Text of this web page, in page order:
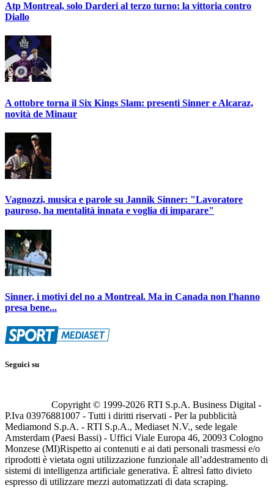
Atp Montreal, solo Darderi al terzo turno: la vittoria contro
Diallo
A ottobre torna il Six Kings Slam: presenti Sinner e Alcaraz,
novità de Minaur
Vagnozzi, musica e parole su Jannik Sinner: "Lavoratore
pauroso, ha mentalità innata e voglia di imparare"
Sinner, i motivi del no a Montreal. Ma in Canada non l'hanno
presa bene...
Seguici su
Copyright © 1999-2026 RTI S.p.A. Business Digital -
P.Iva 03976881007 - Tutti i diritti riservati - Per la pubblicità
Mediamond S.p.A. - RTI S.p.A., Mediaset N.V., sede legale
Amsterdam (Paesi Bassi) - Uffici Viale Europa 46, 20093 Cologno
Monzese (MI)Rispetto ai contenuti e ai dati personali trasmessi e/o
riprodotti è vietata ogni utilizzazione funzionale all’addestramento di
sistemi di intelligenza artificiale generativa. È altresì fatto divieto
espresso di utilizzare mezzi automatizzati di data scraping.